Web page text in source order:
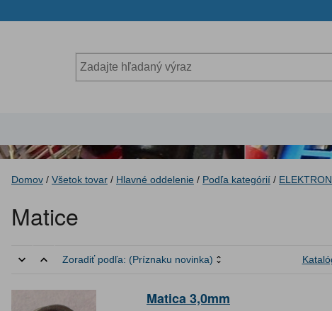
Domov / Všetok tovar / Hlavné oddelenie / Podľa kategórií /
Matice
Zoradiť podľa: (Príznaku novinka)
Matica 3,0mm